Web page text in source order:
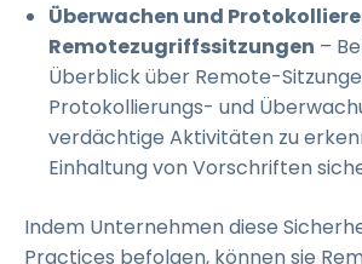
Überwachen und
Remotezugriffssitzungen –
Überblick über Remote-
Protokollierungs- und
verdächtige Aktivitäten zu
Einhaltung von Vorschriften
Indem Unternehmen diese
Practices befolgen, können sie